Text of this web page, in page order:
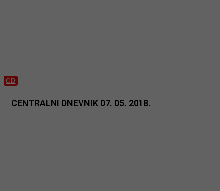
CD
CENTRALNI DNEVNIK 07. 05. 2018.